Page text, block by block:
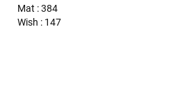
Mat : 384
Wish : 147